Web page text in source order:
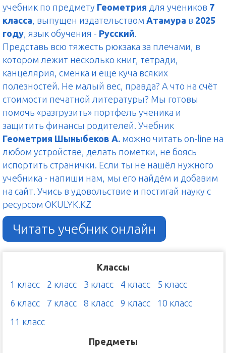
учебник по предмету Геометрия для учеников 7
класса, выпущен издательством Атамура в 2025
году, язык обучения - Русский.
Представь всю тяжесть рюкзака за плечами, в
котором лежит несколько книг, тетради,
канцелярия, сменка и еще куча всяких
полезностей. Не малый вес, правда? А что на счёт
стоимости печатной литературы? Мы готовы
помочь «разгрузить» портфель ученика и
защитить финансы родителей. Учебник
Геометрия Шыныбеков А. можно читать on-line на
любом устройстве, делать пометки, не боясь
испортить странички. Если ты не нашёл нужного
учебника - напиши нам, мы его найдём и добавим
на сайт. Учись в удовольствие и постигай науку с
ресурсом OKULYK.KZ
Читать учебник онлайн
Классы
1 класс
2 класс 3 класс 4 класс
5 класс
6 класс
7 класс 8 класс 9 класс
10 класс
11 класс
Предметы